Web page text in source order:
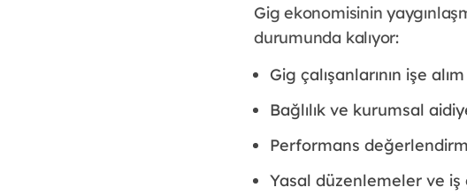
Gig ekonomisinin
durumunda kalıyor:
Gig çalışanlarının işe
Bağlılık ve kurumsal
Performans
Yasal düzenlemeler ve iş